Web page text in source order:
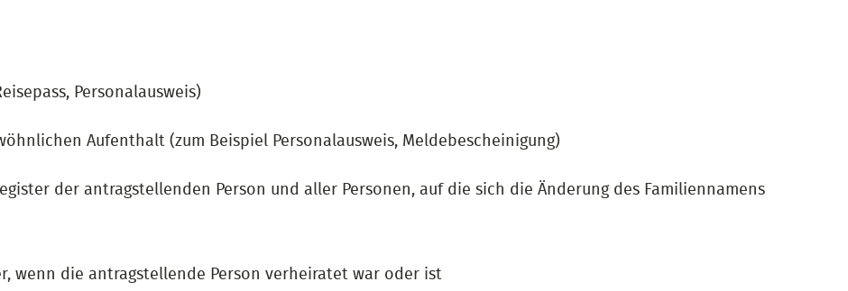
Personalausweis)
Aufenthalt (zum Beispiel Personalausweis, Meldebescheinigung)
der antragstellenden Person und aller Personen, auf die sich die Änderung des Familiennamens
wenn die antragstellende Person verheiratet war oder ist